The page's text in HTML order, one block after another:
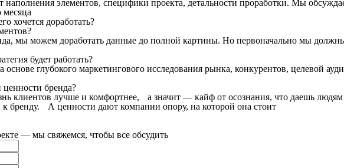
элементов, специфики проекта, детальности проработки. Мы
месяца
хочется доработать?
мы можем доработать данные до полной картины. Но первоначально мы
будет работать?
глубокого маркетингового исследования рынка, конкурентов, целевой
бренда?
клиентов лучше и комфортнее, а значит — кайф от осознания, что даешь людям
бренду. А ценности дают компании опору, на которой она стоит
— мы свяжемся, чтобы все обсудить